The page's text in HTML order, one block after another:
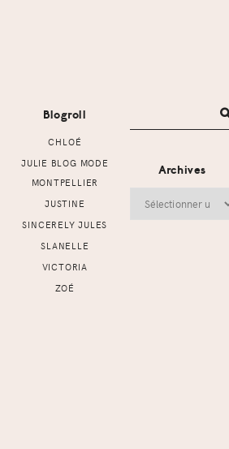
Blogroll
CHLOÉ
JULIE BLOG MODE
MONTPELLIER
JUSTINE
SINCERELY JULES
SLANELLE
VICTORIA
ZOÉ
Archives